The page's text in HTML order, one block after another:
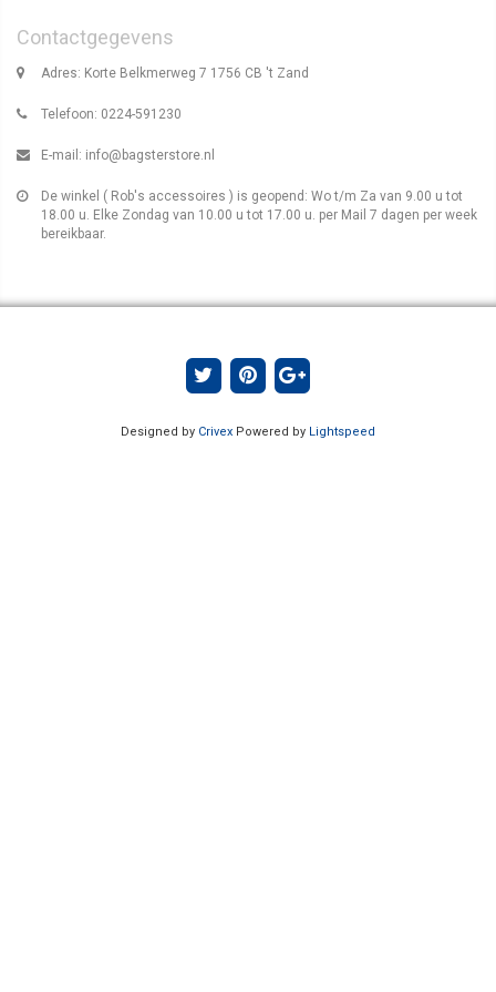
Contactgegevens
Adres: Korte Belkmerweg 7 1756 CB 't Zand
Telefoon: 0224-591230
E-mail: info@bagsterstore.nl
De winkel ( Rob's accessoires ) is geopend: Wo t/m Za van 9.00 u tot
18.00 u. Elke Zondag van 10.00 u tot 17.00 u. per Mail 7 dagen per week
bereikbaar.
Designed by Crivex Powered by Lightspeed